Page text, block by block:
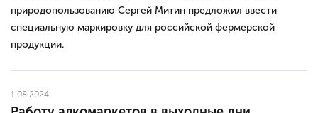
природопользованию Сергей Митин предложил ввести
специальную маркировку для российской фермерской
продукции.
1.08.2024